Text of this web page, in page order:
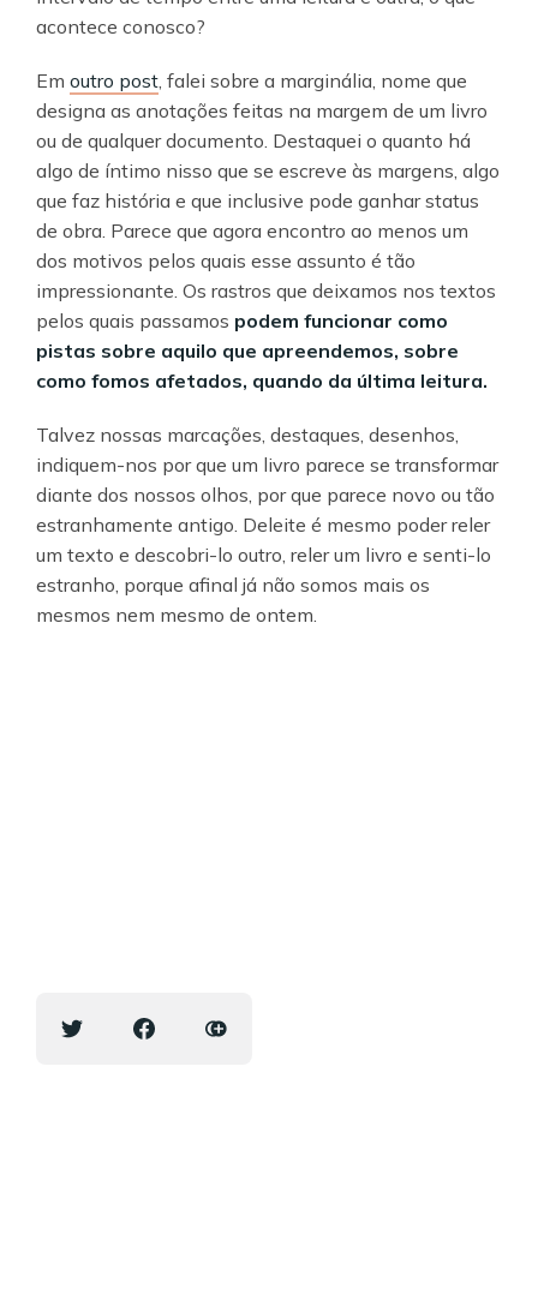
acontece conosco?
Em outro post, falei sobre a marginália, nome que
designa as anotações feitas na margem de um livro
ou de qualquer documento. Destaquei o quanto há
algo de íntimo nisso que se escreve às margens, algo
que faz história e que inclusive pode ganhar status
de obra. Parece que agora encontro ao menos um
dos motivos pelos quais esse assunto é tão
impressionante. Os rastros que deixamos nos textos
pelos quais passamos podem funcionar como
pistas sobre aquilo que apreendemos, sobre
como fomos afetados, quando da última leitura.
Talvez nossas marcações, destaques, desenhos,
indiquem-nos por que um livro parece se transformar
diante dos nossos olhos, por que parece novo ou tão
estranhamente antigo. Deleite é mesmo poder reler
um texto e descobri-lo outro, reler um livro e senti-lo
estranho, porque afinal já não somos mais os
mesmos nem mesmo de ontem.